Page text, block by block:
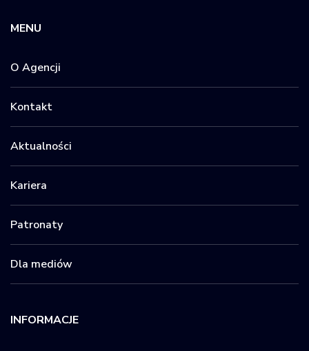
MENU
O Agencji
Kontakt
Aktualności
Kariera
Patronaty
Dla mediów
INFORMACJE